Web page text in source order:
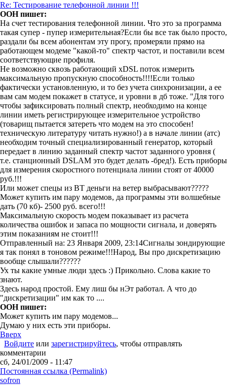
Re: Тестирование телефонной линии !!!
OOH пишет:
На счет тестирования телефонной линии. Что это за программа
такая супер - пупер измерительная?Если бы все так было просто,
раздали бы всем абонентам эту прогу, промеряли прямо на
работающем модеме "какой-то" спектр частот, и поставили всем
соответствующие профиля.
Не возможно сквозь работающий хDSL поток измерить
максимальную пропускную способность!!!!Если только
фактически установленную, и то без учета синхронизации, а ее
вам сам модем покажет в статусе, и уровни в дб тоже. "Для того
чтобы зафиксировать полный спектр, необходимо на конце
линии иметь регистрирующее измерительное устройство
(товарищ пытается затереть что модем на это способен!
техническую литературу читать нужно!) а в начале линии (атс)
необходим точный специализированный генератор, который
передает в линию заданный спектр частот заданного уровня (
т.е. станционный DSLAM это будет делать -бред!). Есть приборы
для измерения скоростного потенциала линии стоят от 40000
руб.!!!
Или может спецы из ВТ деньги на ветер выбрасывают?????
Может купить им пару модемов, да программы эти волшебные
дать (70 кб)- 2500 руб. всего!!!
Максимальную скорость модем показывает из расчета
количества ошибок и запаса по мощности сигнала, и доверять
этим показаниям не стоит!!!
Отправленный на: 23 Января 2009, 23:14Сигналы зондирующие
я так понял в тоновом режиме!!!Народ, Вы про дискретизацию
вообще слышали??????
Ух ты какие умные люди здесь :) Прикольно. Слова какие то
знают.
Здесь народ простой. Ему лиш бы нЭт работал. А что до
"дискретизации" им как то ....
OOH пишет:
Может купить им пару модемов...
Думаю у них есть эти приборы.
Вверх
Войдите или зарегистрируйтесь, чтобы отправлять
комментарии
сб, 24/01/2009 - 11:47
Постоянная ссылка (Permalink)
sofron